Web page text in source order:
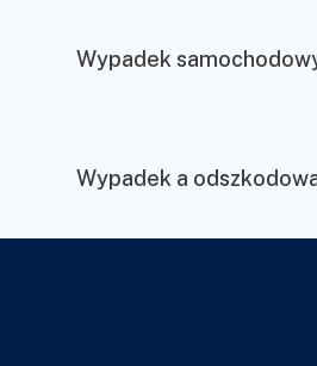
Wypadek
Wypadek a